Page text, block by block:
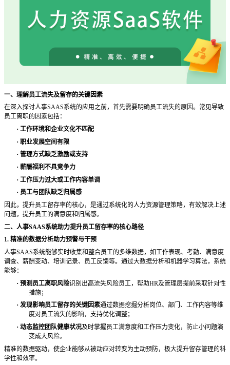
一、理解员工流失及留存的关键因素
在深入探讨人事SAAS系统的应用之前，首先需要明确员工流失的原因。常见导致
员工离职的因素包括：
· 工作环境和企业文化不匹配
· 职业发展空间有限
· 管理方式缺乏激励或支持
· 薪酬福利不具竞争力
· 工作压力过大或工作内容单调
· 员工与团队缺乏归属感
因此，提升员工留存率的核心，是通过系统化的人力资源管理策略，有效解决上述
问题，提升员工的满意度和归属感。
二、人事SAAS系统助力提升员工留存率的核心路径
1. 精准的数据分析助力预警与干预
人事SAAS系统能够实时收集和整合员工的多维数据，如工作表现、考勤、满意度
调查、薪酬变动、培训记录、员工反馈等。通过大数据分析和机器学习算法，系统
能够：
· 预测员工离职风险识别出高流失风险员工，帮助HR及管理层提前采取针对性
措施；
· 发现影响员工留存的关键因素通过数据挖掘分析岗位、部门、工作内容等维
度对员工流失的影响，支持优化调整；
· 动态监控团队健康状况及时掌握员工满意度和工作压力变化，防止小问题演
变成大风险。
精准的数据驱动，使企业能够从被动应对转变为主动预防，极大提升留存管理的科
学性和效率。